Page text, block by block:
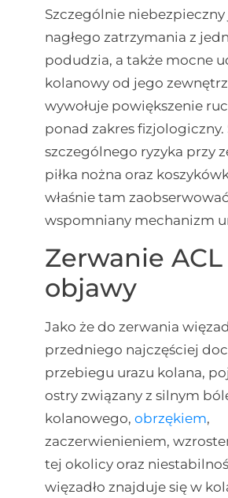
Szczególnie
nagłego zatrzymania z
podudzia, a także mocne
kolanowy od jego
wywołuje powiększenie
ponad zakres
szczególnego ryzyka przy
piłka nożna oraz
właśnie tam
wspomniany mechanizm
Zerwanie ACL
objawy
Jako że do zerwania
przedniego najczęściej
przebiegu urazu kolana,
ostry związany z silnym
kolanowego, obrzękiem,
zaczerwienieniem,
tej okolicy oraz
więzadło znajduje się w